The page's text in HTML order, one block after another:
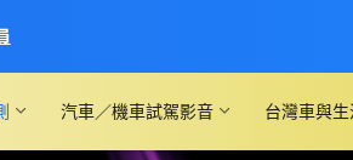
汽車／機車試駕影音 台灣車與